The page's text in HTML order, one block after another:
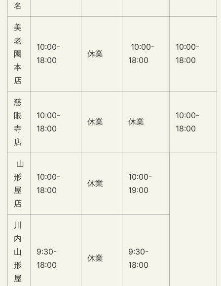
名
美
老
園
本
店
10:00-
18:00
休業
10:00-
18:00
10:00-
18:00
慈
眼
寺
店
10:00-
18:00
休業 休業
10:00-
18:00
山
形
屋
店
10:00-
18:00
休業
10:00-
19:00
川
内
山
形
屋
9:30-
18:00
休業
9:30-
18:00